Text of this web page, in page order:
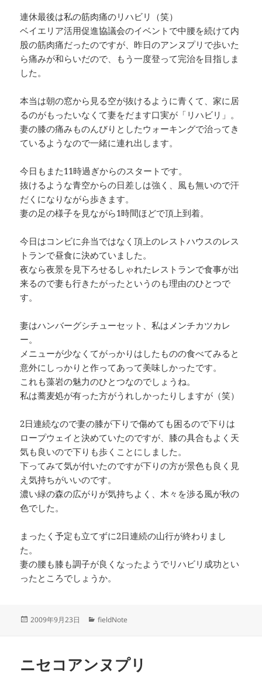
連休最後は私の筋肉痛のリハビリ（笑）
ベイエリア活用促進協議会のイベントで中腰を続けて内
股の筋肉痛だったのですが、昨日のアンヌプリで歩いた
ら痛みが和らいだので、もう一度登って完治を目指しま
した。
本当は朝の窓から見る空が抜けるように青くて、家に居
るのがもったいなくて妻をだます口実が「リハビリ」。
妻の膝の痛みものんびりとしたウォーキングで治ってき
ているようなので一緒に連れ出します。
今日もまた11時過ぎからのスタートです。
抜けるような青空からの日差しは強く、風も無いので汗
だくになりながら歩きます。
妻の足の様子を見ながら1時間ほどで頂上到着。
今日はコンビに弁当ではなく頂上のレストハウスのレス
トランで昼食に決めていました。
夜なら夜景を見下ろせるしゃれたレストランで食事が出
来るので妻も行きたがったというのも理由のひとつで
す。
妻はハンバーグシチューセット、私はメンチカツカレ
ー。
メニューが少なくてがっかりはしたものの食べてみると
意外にしっかりと作ってあって美味しかったです。
これも藻岩の魅力のひとつなのでしょうね。
私は蕎麦処が有った方がうれしかったりしますが（笑）
2日連続なので妻の膝が下りで傷めても困るので下りは
ロープウェイと決めていたのですが、膝の具合もよく天
気も良いので下りも歩くことにしました。
下ってみて気が付いたのですが下りの方が景色も良く見
え気持ちがいいのです。
濃い緑の森の広がりが気持ちよく、木々を渉る風が秋の
色でした。
まったく予定も立てずに2日連続の山行が終わりまし
た。
妻の腰も膝も調子が良くなったようでリハビリ成功とい
ったところでしょうか。
投
2009年9月23日
カ
ー
fieldNote
ニセコアンヌプリ